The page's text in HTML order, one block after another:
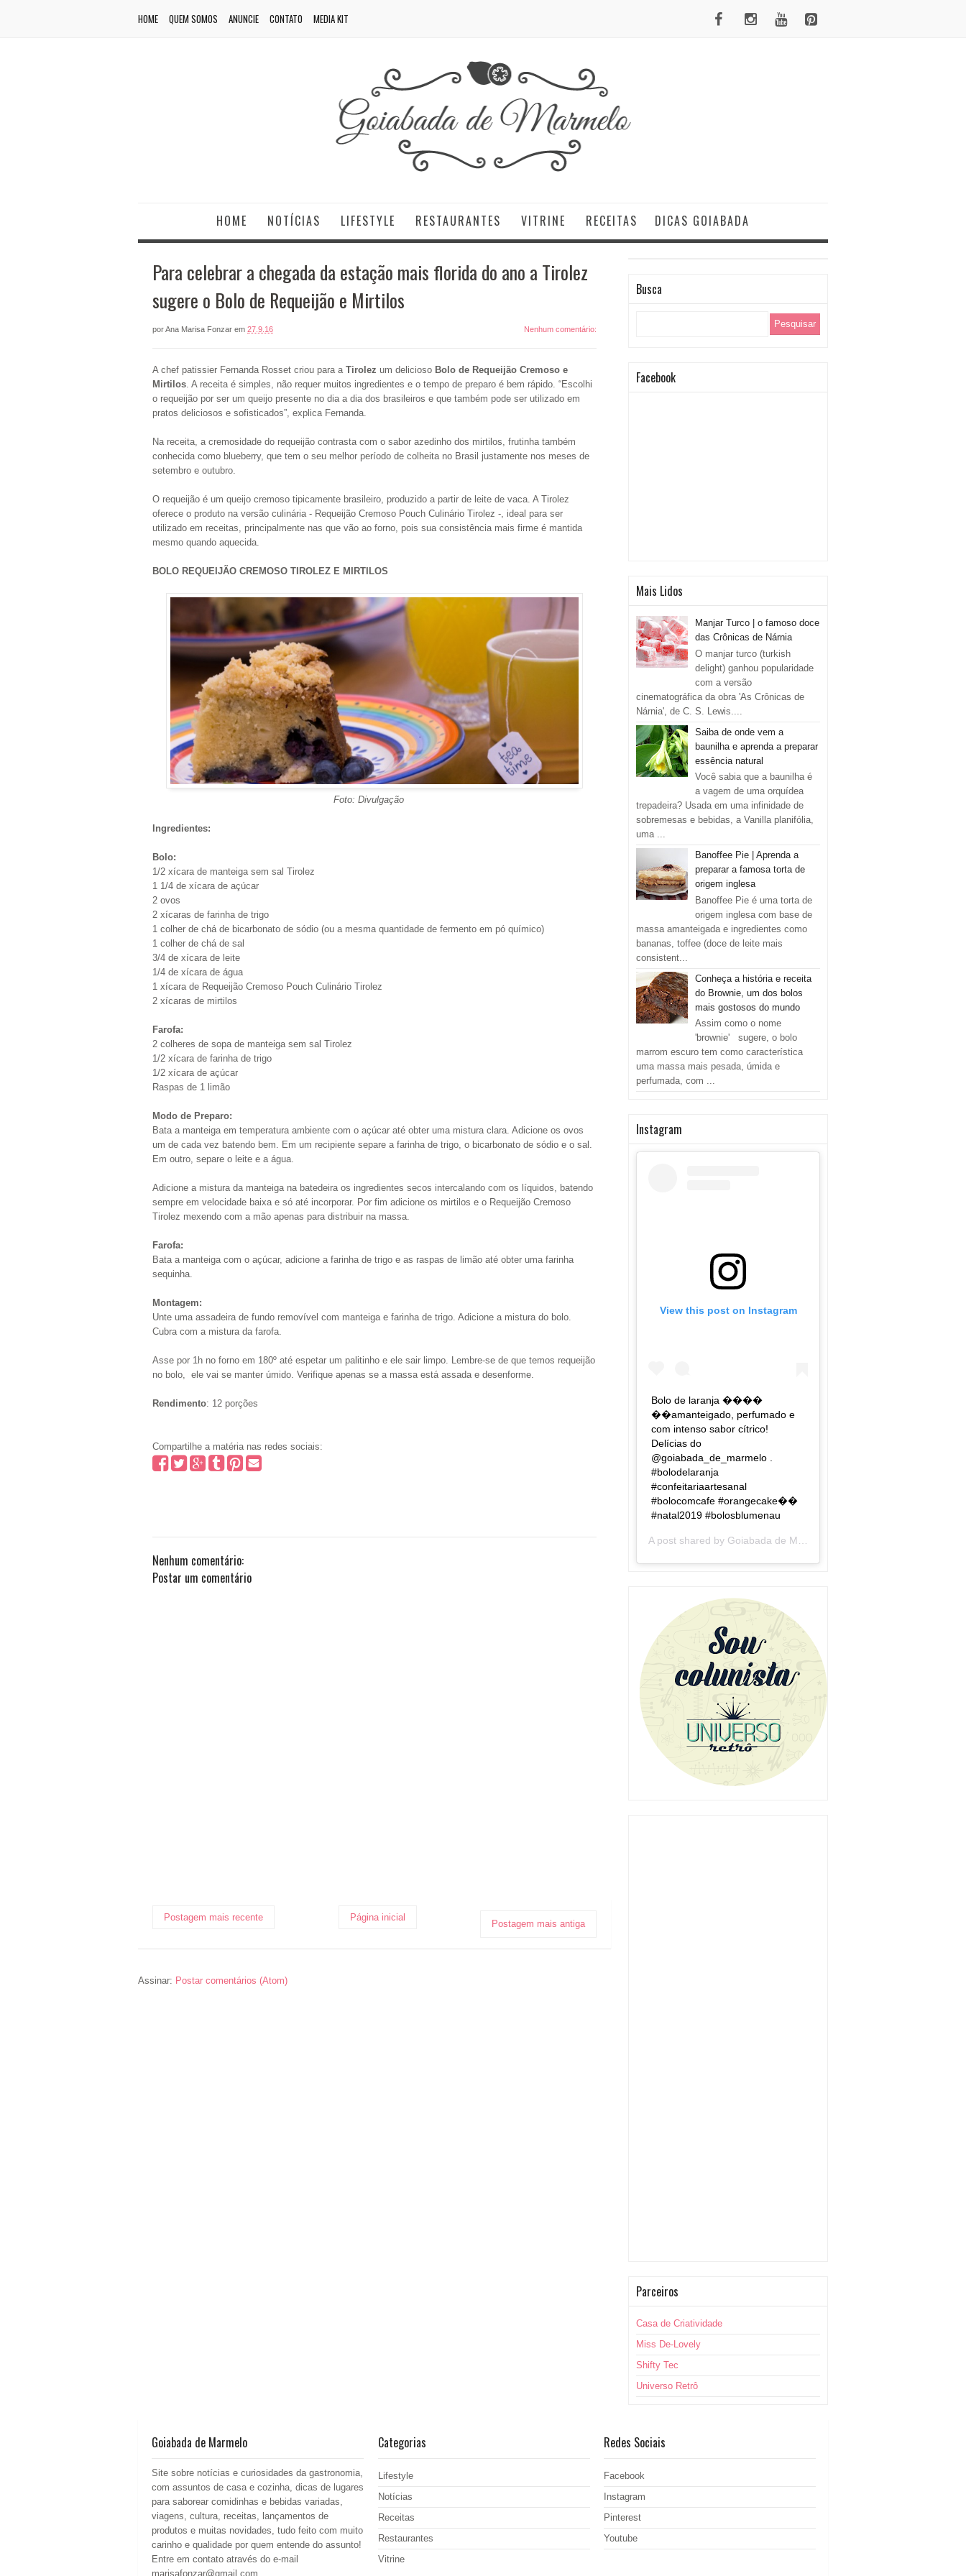
HOME QUEM SOMOS ANUNCIE CONTATO MEDIA KIT
HOME NOTÍCIAS LIFESTYLE RESTAURANTES VITRINE RECEITAS DICAS GOIABADA
Para celebrar a chegada da estação mais florida do ano a Tirolez
sugere o Bolo de Requeijão e Mirtilos
porAna Marisa Fonzar em 27.9.16 Nenhum comentário:
A chef patissier Fernanda Rosset criou para a Tirolez um delicioso Bolo de Requeijão Cremoso e
Mirtilos. A receita é simples, não requer muitos ingredientes e o tempo de preparo é bem rápido. “Escolhi
o requeijão por ser um queijo presente no dia a dia dos brasileiros e que também pode ser utilizado em
pratos deliciosos e sofisticados”, explica Fernanda.
Na receita, a cremosidade do requeijão contrasta com o sabor azedinho dos mirtilos, frutinha também
conhecida como blueberry, que tem o seu melhor período de colheita no Brasil justamente nos meses de
setembro e outubro.
O requeijão é um queijo cremoso tipicamente brasileiro, produzido a partir de leite de vaca. A Tirolez
oferece o produto na versão culinária - Requeijão Cremoso Pouch Culinário Tirolez -, ideal para ser
utilizado em receitas, principalmente nas que vão ao forno, pois sua consistência mais firme é mantida
mesmo quando aquecida.
BOLO REQUEIJÃO CREMOSO TIROLEZ E MIRTILOS
Foto: Divulgação
Ingredientes:
Bolo:
1/2 xícara de manteiga sem sal Tirolez
1 1/4 de xícara de açúcar
2 ovos
2 xícaras de farinha de trigo
1 colher de chá de bicarbonato de sódio (ou a mesma quantidade de fermento em pó químico)
1 colher de chá de sal
3/4 de xícara de leite
1/4 de xícara de água
1 xícara de Requeijão Cremoso Pouch Culinário Tirolez
2 xícaras de mirtilos
Farofa:
2 colheres de sopa de manteiga sem sal Tirolez
1/2 xícara de farinha de trigo
1/2 xícara de açúcar
Raspas de 1 limão
Modo de Preparo:
Bata a manteiga em temperatura ambiente com o açúcar até obter uma mistura clara. Adicione os ovos
um de cada vez batendo bem. Em um recipiente separe a farinha de trigo, o bicarbonato de sódio e o sal.
Em outro, separe o leite e a água.
Adicione a mistura da manteiga na batedeira os ingredientes secos intercalando com os líquidos, batendo
sempre em velocidade baixa e só até incorporar. Por fim adicione os mirtilos e o Requeijão Cremoso
Tirolez mexendo com a mão apenas para distribuir na massa.
Farofa:
Bata a manteiga com o açúcar, adicione a farinha de trigo e as raspas de limão até obter uma farinha
sequinha.
Montagem:
Unte uma assadeira de fundo removível com manteiga e farinha de trigo. Adicione a mistura do bolo.
Cubra com a mistura da farofa.
Asse por 1h no forno em 180º até espetar um palitinho e ele sair limpo. Lembre-se de que temos requeijão
no bolo, ele vai se manter úmido. Verifique apenas se a massa está assada e desenforme.
Rendimento: 12 porções
Compartilhe a matéria nas redes sociais:
Nenhum comentário:
Postar um comentário
Postagem mais recente
Postagem mais antiga
Página inicial
Assinar: Postar comentários (Atom)
Busca
Facebook
Mais Lidos
Manjar Turco | o famoso doce
das Crônicas de Nárnia
O manjar turco (turkish
delight) ganhou popularidade
com a versão
cinematográfica da obra 'As Crônicas de
Nárnia', de C. S. Lewis....
Saiba de onde vem a
baunilha e aprenda a preparar
essência natural
Você sabia que a baunilha é
a vagem de uma orquídea
trepadeira? Usada em uma infinidade de
sobremesas e bebidas, a Vanilla planifólia,
uma ...
Banoffee Pie | Aprenda a
preparar a famosa torta de
origem inglesa
Banoffee Pie é uma torta de
origem inglesa com base de
massa amanteigada e ingredientes como
bananas, toffee (doce de leite mais
consistent...
Conheça a história e receita
do Brownie, um dos bolos
mais gostosos do mundo
Assim como o nome
'brownie' sugere, o bolo
marrom escuro tem como característica
uma massa mais pesada, úmida e
perfumada, com ...
Instagram
View this post on Instagram
Bolo de laranja ����
��amanteigado, perfumado e
com intenso sabor cítrico!
Delícias do
@goiabada_de_marmelo .
#bolodelaranja
#confeitariaartesanal
#bolocomcafe #orangecake��
#natal2019 #bolosblumenau
A post shared by Goiabada de Marmelo
Parceiros
Casa de Criatividade
Miss De-Lovely
Shifty Tec
Universo Retrô
Goiabada de Marmelo
Site sobre notícias e curiosidades da gastronomia,
com assuntos de casa e cozinha, dicas de lugares
para saborear comidinhas e bebidas variadas,
viagens, cultura, receitas, lançamentos de
produtos e muitas novidades, tudo feito com muito
carinho e qualidade por quem entende do assunto!
Entre em contato através do e-mail
marisafonzar@gmail.com
Categorias
Lifestyle
Notícias
Receitas
Restaurantes
Vitrine
Redes Sociais
Facebook
Instagram
Pinterest
Youtube